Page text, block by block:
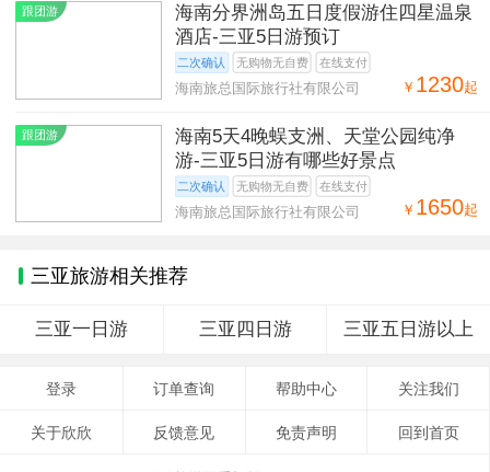
跟团游
海南分界洲岛五日度假游住四星温泉
酒店-三亚5日游预订
二次确认 无购物无自费 在线支付
￥ 1230起
海南旅总国际旅行社有限公司
跟团游
海南5天4晚蜈支洲、天堂公园纯净
游-三亚5日游有哪些好景点
二次确认 无购物无自费 在线支付
￥ 1650起
海南旅总国际旅行社有限公司
三亚旅游相关推荐
三亚一日游 三亚四日游 三亚五日游以上
登录 订单查询 帮助中心 关注我们
关于欣欣 反馈意见 免责声明 回到首页